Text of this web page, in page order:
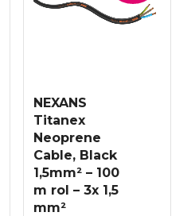
NEXANS
Titanex
Neoprene
Cable, Black
1,5mm² – 100
m rol – 3x 1,5
mm²